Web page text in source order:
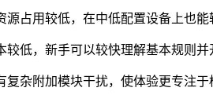
占用较低，在中低配置设备上也能
低，新手可以较快理解基本规则并
杂附加模块干扰，使体验更专注于